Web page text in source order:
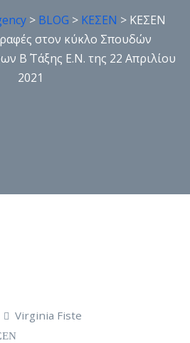
> BLOG > ΚΕΣΕΝ > ΚΕΣΕΝ
στον κύκλο Σπουδών
Β΄ Τάξης Ε.Ν. της 22 Απριλίου
2021
Virginia Fiste